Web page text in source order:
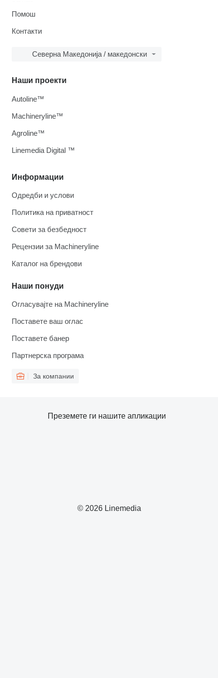
Помош
Контакти
Северна Македонија / македонски
Информации
Одредби и услови
Политика на приватност
Совети за безбедност
Рецензии за Machineryline
Каталог на брендови
Наши понуди
Огласувајте на Machineryline
Поставете ваш оглас
Поставете банер
Партнерска програма
За компании
Наши проекти
Autoline™
Machineryline™
Agroline™
Linemedia Digital ™
© 2026 Linemedia
Преземете ги нашите апликации